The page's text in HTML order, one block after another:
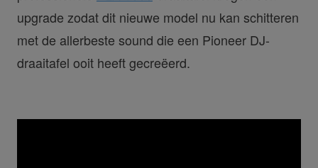
upgrade zodat dit nieuwe model nu kan schitteren
met de allerbeste sound die een Pioneer DJ-
draaitafel ooit heeft gecreëerd.